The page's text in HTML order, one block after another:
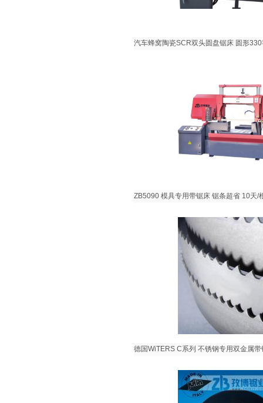
汽车蜂窝陶瓷SCR双头圆盘锯床 圆形
ZB5090 模具专用带锯床 锯条超省 10天/
德国WiTERS C系列 不锈钢专用双金属带